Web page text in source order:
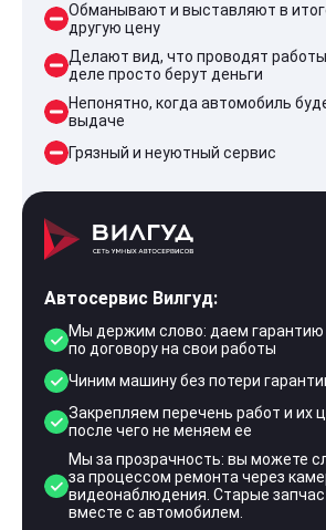
Обманывают и выставляют в
другую цену
Делают вид, что проводят
деле просто берут деньги
Непонятно, когда автомобиль
выдаче
Грязный и неуютный сервис
Автосервис Вилгуд:
Мы держим слово: даем гарантию
по договору на свои работы
Чиним машину без потери
Закрепляем перечень работ и их
после чего не меняем ее
Мы за прозрачность: вы можете
за процессом ремонта через
видеонаблюдения. Старые
вместе с автомобилем.